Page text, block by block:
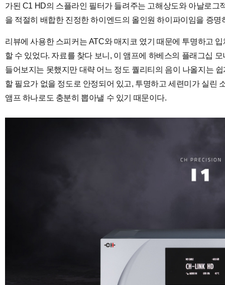
가된 C1 HD의 스플라인 필터가 들려주는 고해상도와 아날로
을 적절히 배합한 진정한 하이엔드의 올인원 하이파이임을 증명
리뷰에 사용한 스피커는 ATC와 매지코 였기 때문에 투명하고
할 수 있었다. 자료를 찾다 보니, 이 앰프에 하베스의 플래그십
들어보지는 못했지만 대략 어느 정도 퀄리티의 음이 나올지는
할 필요가 없을 정도로 안정되어 있고, 투명하고 세련미가 실린
앰프 하나로도 충분히 뽑아낼 수 있기 때문이다.